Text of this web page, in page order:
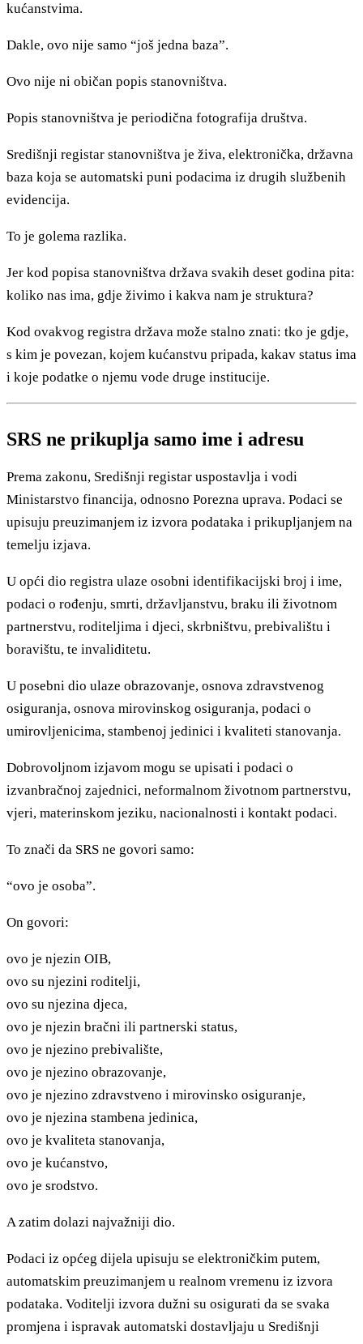
kućanstvima.
Dakle, ovo nije samo “još jedna baza”.
Ovo nije ni običan popis stanovništva.
Popis stanovništva je periodična fotografija društva.
Središnji registar stanovništva je živa, elektronička, državna
baza koja se automatski puni podacima iz drugih službenih
evidencija.
To je golema razlika.
Jer kod popisa stanovništva država svakih deset godina pita:
koliko nas ima, gdje živimo i kakva nam je struktura?
Kod ovakvog registra država može stalno znati: tko je gdje,
s kim je povezan, kojem kućanstvu pripada, kakav status ima
i koje podatke o njemu vode druge institucije.
SRS ne prikuplja samo ime i adresu
Prema zakonu, Središnji registar uspostavlja i vodi
Ministarstvo financija, odnosno Porezna uprava. Podaci se
upisuju preuzimanjem iz izvora podataka i prikupljanjem na
temelju izjava.
U opći dio registra ulaze osobni identifikacijski broj i ime,
podaci o rođenju, smrti, državljanstvu, braku ili životnom
partnerstvu, roditeljima i djeci, skrbništvu, prebivalištu i
boravištu, te invaliditetu.
U posebni dio ulaze obrazovanje, osnova zdravstvenog
osiguranja, osnova mirovinskog osiguranja, podaci o
umirovljenicima, stambenoj jedinici i kvaliteti stanovanja.
Dobrovoljnom izjavom mogu se upisati i podaci o
izvanbračnoj zajednici, neformalnom životnom partnerstvu,
vjeri, materinskom jeziku, nacionalnosti i kontakt podaci.
To znači da SRS ne govori samo:
“ovo je osoba”.
On govori:
ovo je njezin OIB,
ovo su njezini roditelji,
ovo su njezina djeca,
ovo je njezin bračni ili partnerski status,
ovo je njezino prebivalište,
ovo je njezino obrazovanje,
ovo je njezino zdravstveno i mirovinsko osiguranje,
ovo je njezina stambena jedinica,
ovo je kvaliteta stanovanja,
ovo je kućanstvo,
ovo je srodstvo.
A zatim dolazi najvažniji dio.
Podaci iz općeg dijela upisuju se elektroničkim putem,
automatskim preuzimanjem u realnom vremenu iz izvora
podataka. Voditelji izvora dužni su osigurati da se svaka
promjena i ispravak automatski dostavljaju u Središnji